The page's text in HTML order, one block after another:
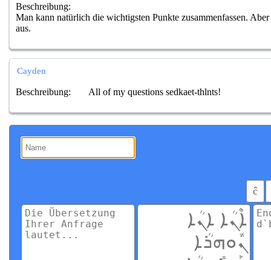
Beschreibung:
Man kann natürlich die wichtigsten Punkte zusammenfassen.
aus.
Cayden
Beschreibung: All of my questions sedkaet-thlnts!
ĉ